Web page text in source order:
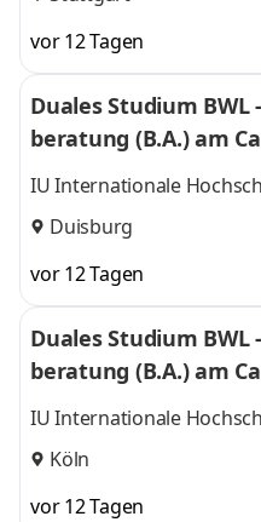
vor 12 Tagen
Duales Studium
beratung (B.A.) am
IU Internationale
Duisburg
vor 12 Tagen
Duales Studium
beratung (B.A.) am
IU Internationale
Köln
vor 12 Tagen